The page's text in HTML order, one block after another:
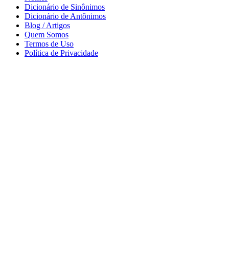
Dicionário de Sinônimos
Dicionário de Antônimos
Blog / Artigos
Quem Somos
Termos de Uso
Política de Privacidade